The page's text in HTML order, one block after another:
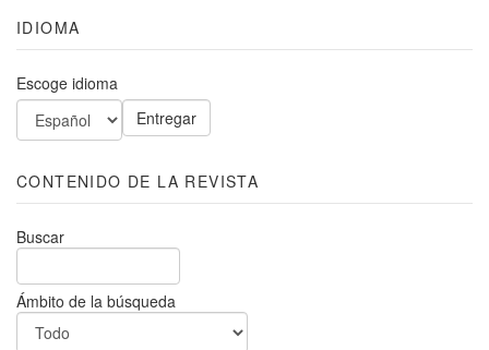
IDIOMA
Escoge idioma
CONTENIDO DE LA REVISTA
Buscar
Ámbito de la búsqueda